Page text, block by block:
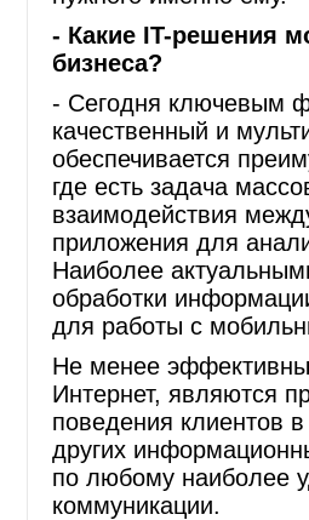
- Какие IT-решения
бизнеса?
- Сегодня ключевым
качественный и
обеспечивается
где есть задача
взаимодействия
приложения для
Наиболее
обработки
для работы с
Не менее
Интернет, являются
поведения клиентов
других
по любому наиболее
коммуникации.